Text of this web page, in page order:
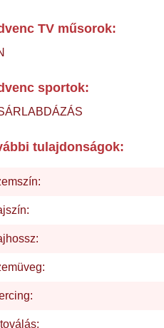
TV műsorok:
sportok:
tulajdonságok: